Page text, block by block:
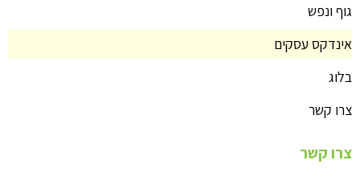
גוף ונפש
אינדקס עסקים
בלוג
צרו קשר
צרו קשר